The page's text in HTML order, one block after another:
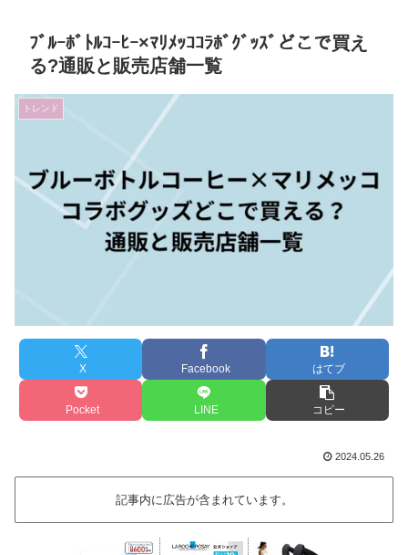
ﾌﾞﾙｰﾎﾞﾄﾙｺｰﾋｰ×ﾏﾘﾒｯｺｺﾗﾎﾞｸﾞｯｽﾞどこで買え
る?通販と販売店舗一覧
トレンド
X Facebook はてブ
Pocket LINE コピー
2024.05.26
記事内に広告が含まれています。